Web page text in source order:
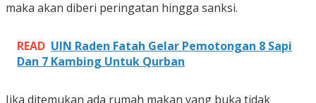
maka akan diberi peringatan hingga sanksi.
READ UIN Raden Fatah Gelar Pemotongan 8 Sapi
Dan 7 Kambing Untuk Qurban
Jika ditemukan ada rumah makan yang buka tidak